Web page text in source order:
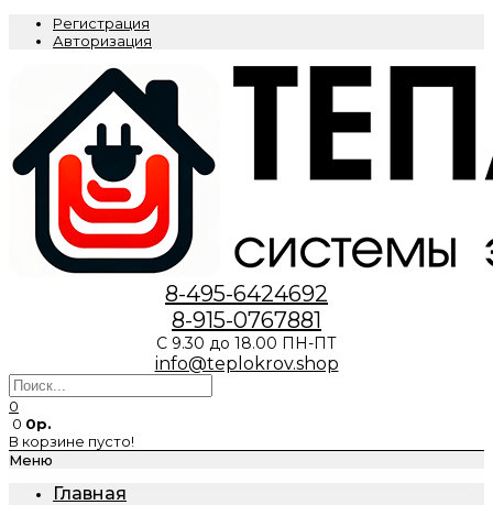
Регистрация
Авторизация
8-495-6424692
8-915-0767881
С 9.30 до 18.00 ПН-ПТ
info@teplokrov.shop
0
0 0р.
В корзине пусто!
Меню
Главная